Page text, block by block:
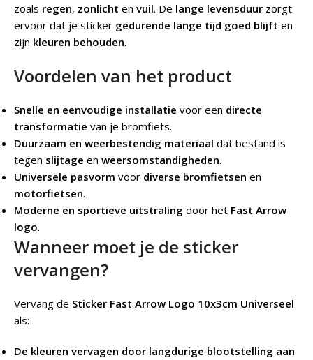
zoals regen, zonlicht en vuil. De lange levensduur zorgt
ervoor dat je sticker gedurende lange tijd goed blijft en
zijn kleuren behouden.
Voordelen van het product
Snelle en eenvoudige installatie voor een directe
transformatie van je bromfiets.
Duurzaam en weerbestendig materiaal dat bestand is
tegen slijtage en weersomstandigheden.
Universele pasvorm voor diverse bromfietsen en
motorfietsen.
Moderne en sportieve uitstraling door het Fast Arrow
logo.
Wanneer moet je de sticker
vervangen?
Vervang de Sticker Fast Arrow Logo 10x3cm Universeel
als:
De kleuren vervagen door langdurige blootstelling aan